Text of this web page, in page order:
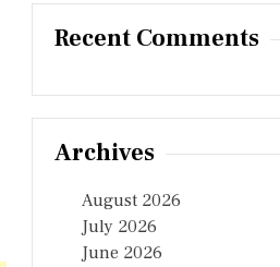
Recent Comments
Archives
August 2026
July 2026
June 2026